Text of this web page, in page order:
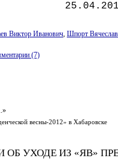
Виктор Иванович, Шпорт
(7)
весны-2012» в Хабаровске
УХОДЕ ИЗ «ЯВ»